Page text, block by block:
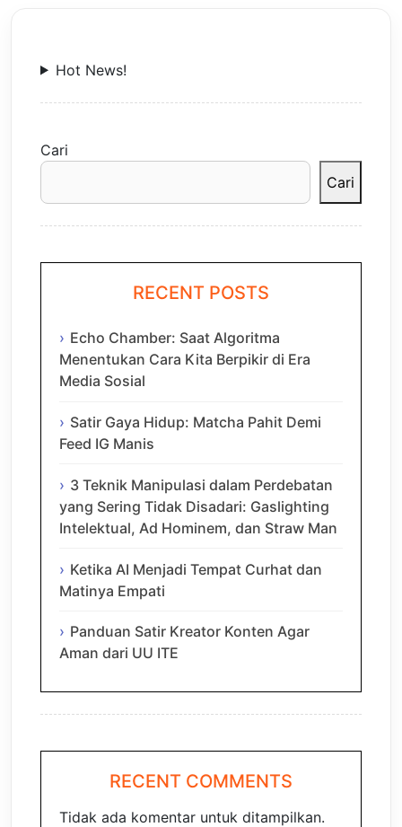
Hot News!
Cari
Cari
RECENT POSTS
Echo Chamber: Saat Algoritma
Menentukan Cara Kita Berpikir di Era
Media Sosial
Satir Gaya Hidup: Matcha Pahit Demi
Feed IG Manis
3 Teknik Manipulasi dalam Perdebatan
yang Sering Tidak Disadari: Gaslighting
Intelektual, Ad Hominem, dan Straw Man
Ketika AI Menjadi Tempat Curhat dan
Matinya Empati
Panduan Satir Kreator Konten Agar
Aman dari UU ITE
RECENT COMMENTS
Tidak ada komentar untuk ditampilkan.